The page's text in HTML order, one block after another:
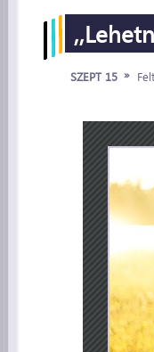
SZEPT 15 »